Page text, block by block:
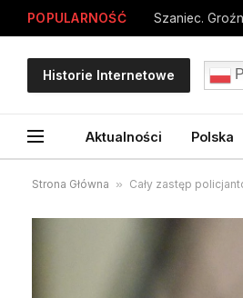
POPULARNOŚĆ Szaniec.
Historie Internetowe
Aktualności Polska
Strona Główna » Cały zastęp